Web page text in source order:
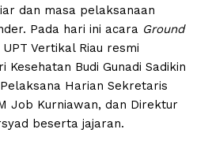
dan masa pelaksanaan
Pada hari ini acara Ground
Vertikal Riau resmi
Budi Gunadi Sadikin
Harian Sekretaris
Job Kurniawan, dan Direktur
beserta jajaran.